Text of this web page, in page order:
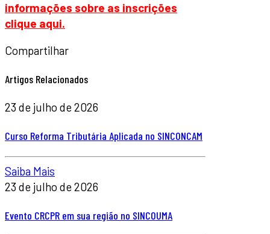
informações sobre as inscrições
clique aqui.
Compartilhar
Artigos Relacionados
23 de julho de 2026
Curso Reforma Tributária Aplicada no SINCONCAM
Saiba Mais
23 de julho de 2026
Evento CRCPR em sua região no SINCOUMA